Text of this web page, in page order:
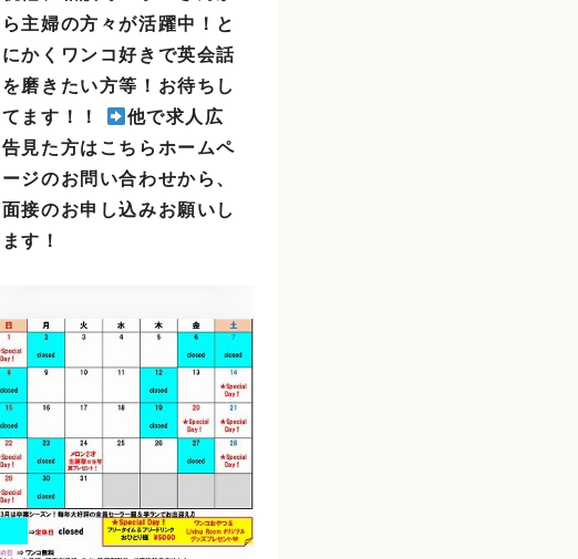
ら主婦の方々が活躍中！と
にかくワンコ好きで英会話
を磨きたい方等！お待ちし
てます！！
他で求人広
告見た方はこちらホームペ
ージのお問い合わせから、
面接のお申し込みお願いし
ます！